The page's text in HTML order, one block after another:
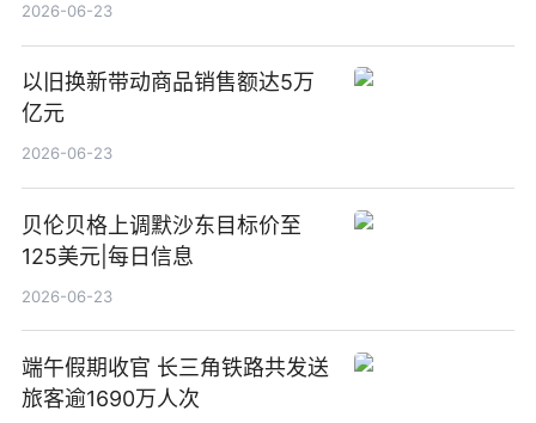
2026-06-23
以旧换新带动商品销售额达5万
亿元
2026-06-23
贝伦贝格上调默沙东目标价至
125美元|每日信息
2026-06-23
端午假期收官 长三角铁路共发送
旅客逾1690万人次